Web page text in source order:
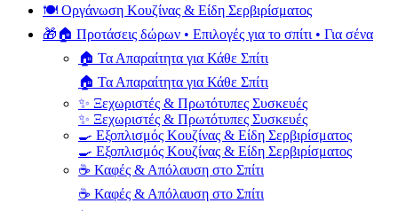
🍽️ Οργάνωση Κουζίνας & Είδη Σερβιρίσματος
🎁🏠 Προτάσεις δώρων • Επιλογές για το σπίτι • Για σένα
🏠 Τα Απαραίτητα για Κάθε Σπίτι
🏠 Τα Απαραίτητα για Κάθε Σπίτι
✨ Ξεχωριστές & Πρωτότυπες Συσκευές
✨ Ξεχωριστές & Πρωτότυπες Συσκευές
🍳 Εξοπλισμός Κουζίνας & Είδη Σερβιρίσματος
🍳 Εξοπλισμός Κουζίνας & Είδη Σερβιρίσματος
☕ Καφές & Απόλαυση στο Σπίτι
☕ Καφές & Απόλαυση στο Σπίτι